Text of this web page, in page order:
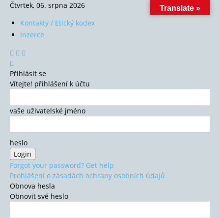
Čtvrtek, 06. srpna 2026
Kontakty / Etický kodex
Inzerce
Přihlásit se
Vítejte! přihlášení k účtu
vaše uživatelské jméno
heslo
Forgot your password? Get help
Prohlášení o zásadách ochrany osobních údajů
Obnova hesla
Obnovit své heslo
Translate »